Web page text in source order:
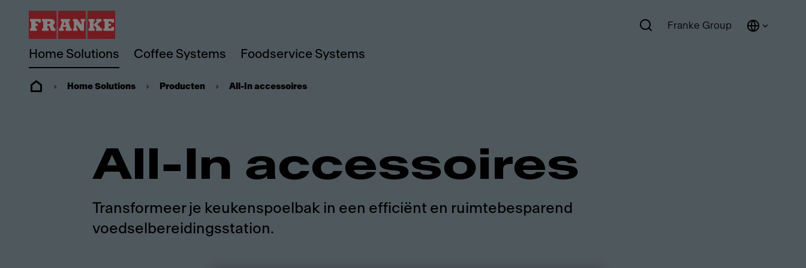
Home Solutions Coffee Systems Foodservice Systems
Franke Group
Home Solutions Producten All-In accessoires
All-In accessoires
Transformeer je keukenspoelbak in een efficiënt en ruimtebesparend
voedselbereidingsstation.